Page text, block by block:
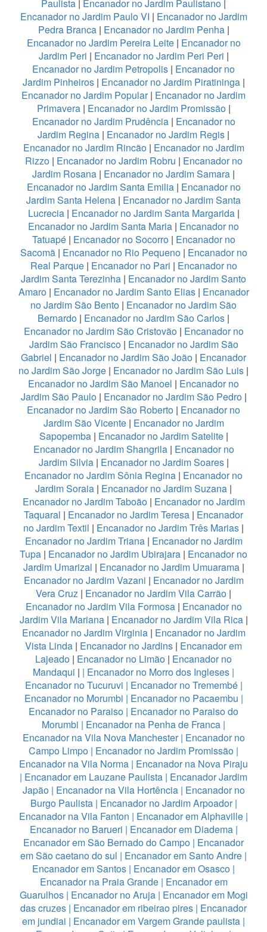
Paulista | Encanador no Jardim Paulistano |
Encanador no Jardim Paulo VI | Encanador no Jardim
Pedra Branca| Encanador no Jardim Penha|
Encanador no Jardim Pereira Leite| Encanador no
Jardim Peri | Encanador no Jardim Peri Peri |
Encanador no Jardim Petropolis | Encanador no
Jardim Pinheiros| Encanador no Jardim Piratininga|
Encanador no Jardim Popular| Encanador no Jardim
Primavera| Encanador no Jardim Promissão|
Encanador no Jardim Prudência| Encanador no
Jardim Regina | Encanador no Jardim Regis |
Encanador no Jardim Rincão| Encanador no Jardim
Rizzo| Encanador no Jardim Robru | Encanador no
Jardim Rosana | Encanador no Jardim Samara |
Encanador no Jardim Santa Emilia| Encanador no
Jardim Santa Helena | Encanador no Jardim Santa
Lucrecia| Encanador no Jardim Santa Margarida|
Encanador no Jardim Santa Maria | Encanador no
Tatuapé| Encanador no Socorro| Encanador no
Sacomã| Encanador no Rio Pequeno| Encanador no
Real Parque| Encanador no Pari | Encanador no
Jardim Santa Terezinha | Encanador no Jardim Santo
Amaro| Encanador no Jardim Santo Elias| Encanador
no Jardim São Bento | Encanador no Jardim São
Bernardo | Encanador no Jardim São Carlos |
Encanador no Jardim São Cristovão| Encanador no
Jardim São Francisco| Encanador no Jardim São
Gabriel | Encanador no Jardim São João | Encanador
no Jardim São Jorge | Encanador no Jardim São Luis |
Encanador no Jardim São Manoel | Encanador no
Jardim São Paulo| Encanador no Jardim São Pedro|
Encanador no Jardim São Roberto | Encanador no
Jardim São Vicente| Encanador no Jardim
Sapopemba| Encanador no Jardim Satelite|
Encanador no Jardim Shangrila| Encanador no
Jardim Silvia| Encanador no Jardim Soares|
Encanador no Jardim Sônia Regina | Encanador no
Jardim Soraia | Encanador no Jardim Suzana |
Encanador no Jardim Taboão| Encanador no Jardim
Taquaral | Encanador no Jardim Teresa | Encanador
no Jardim Textil | Encanador no Jardim Três Marias |
Encanador no Jardim Triana| Encanador no Jardim
Tupa | Encanador no Jardim Ubirajara | Encanador no
Jardim Umarizal | Encanador no Jardim Umuarama|
Encanador no Jardim Vazani | Encanador no Jardim
Vera Cruz | Encanador no Jardim Vila Carrão |
Encanador no Jardim Vila Formosa| Encanador no
Jardim Vila Mariana| Encanador no Jardim Vila Rica|
Encanador no Jardim Virginia| Encanador no Jardim
Vista Linda | Encanador no Jardins | Encanador em
Lajeado | Encanador no Limão | Encanador no
Mandaqui | | Encanador no Morro dos Ingleses |
Encanador no Tucuruvi | Encanador no Tremembé|
Encanador no Morumbi | Encanador no Pacaembu |
Encanador no Paraiso | Encanador no Paraiso do
Morumbi | Encanador na Penha de Franca |
Encanador na Vila Nova Manchester| Encanador no
Campo Limpo | Encanador no Jardim Promissão |
Encanador na Vila Norma | Encanador na Nova Piraju
| Encanador em Lauzane Paulista | Encanador Jardim
Japão| Encanador na Vila Hortência| Encanador no
Burgo Paulista| Encanador no Jardim Arpoador|
Encanador na Vila Fanton | Encanador em Alphaville |
Encanador no Barueri | Encanador em Diadema|
Encanador em São Bernado do Campo | Encanador
em São caetano do sul | Encanador em Santo Andre |
Encanador em Santos | Encanador em Osasco |
Encanador na Praia Grande| Encanador em
Guarulhos| Encanador no Aruja| Encanador em Mogi
das cruzes | Encanador em ribeirao pires | Encanador
em jundiai | Encanador em Vargem Grande paulista |